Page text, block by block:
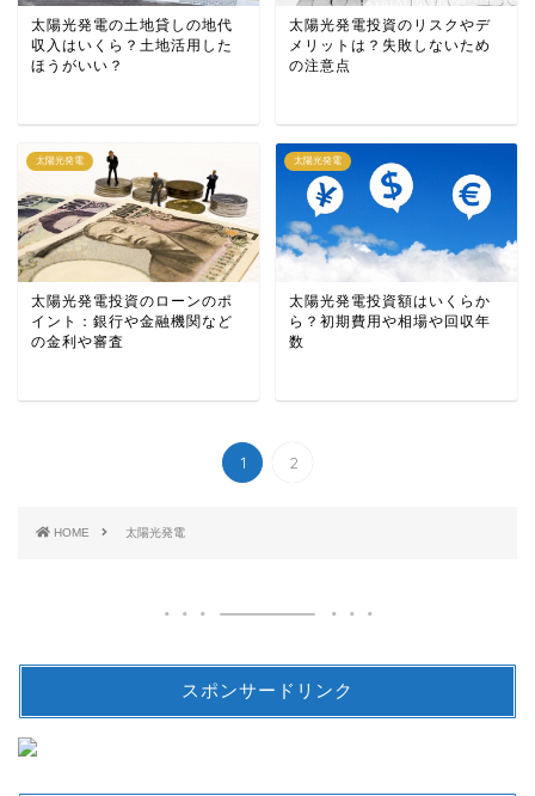
太陽光発電の土地貸しの地代
収入はいくら？土地活用した
ほうがいい？
太陽光発電投資のリスクやデ
メリットは？失敗しないため
の注意点
太陽光発電
太陽光発電投資のローンのポ
イント：銀行や金融機関など
の金利や審査
太陽光発電
太陽光発電投資額はいくらか
ら？初期費用や相場や回収年
数
1 2
HOME 太陽光発電
スポンサードリンク